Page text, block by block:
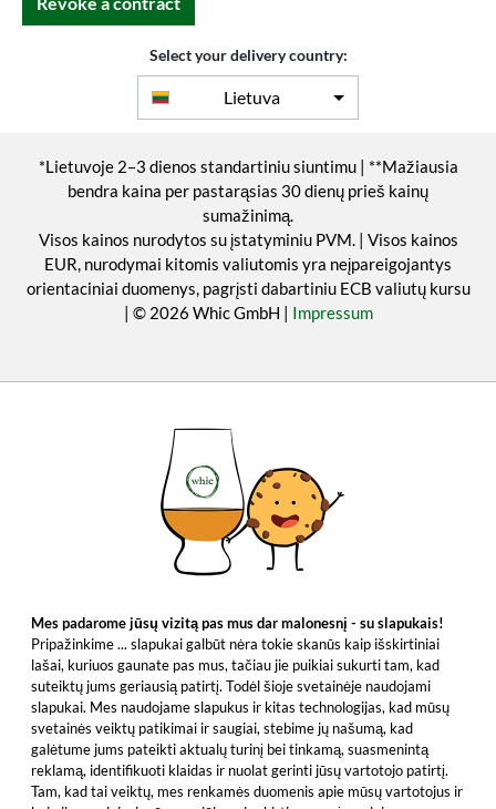
Select your delivery country:
Lietuva
*Lietuvoje 2–3 dienos standartiniu siuntimu | **Mažiausia
bendra kaina per pastarąsias 30 dienų prieš kainų
sumažinimą.
Visos kainos nurodytos su įstatyminiu PVM. | Visos kainos
EUR, nurodymai kitomis valiutomis yra neįpareigojantys
orientaciniai duomenys, pagrįsti dabartiniu ECB valiutų kursu
| © 2026 Whic GmbH | Impressum
Mes padarome jūsų vizitą pas mus dar malonesnį - su slapukais!
Pripažinkime ... slapukai galbūt nėra tokie skanūs kaip išskirtiniai
lašai, kuriuos gaunate pas mus, tačiau jie puikiai sukurti tam, kad
suteiktų jums geriausią patirtį. Todėl šioje svetainėje naudojami
slapukai. Mes naudojame slapukus ir kitas technologijas, kad mūsų
svetainės veiktų patikimai ir saugiai, stebime jų našumą, kad
galėtume jums pateikti aktualų turinį bei tinkamą, suasmenintą
reklamą, identifikuoti klaidas ir nuolat gerinti jūsų vartotojo patirtį.
Tam, kad tai veiktų, mes renkamės duomenis apie mūsų vartotojus ir